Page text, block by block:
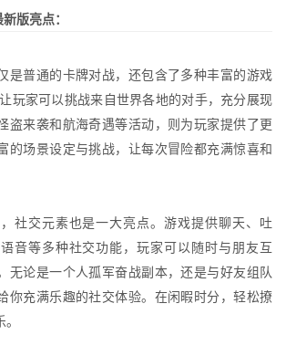
版亮点：
是普通的卡牌对战，还包含了多种丰富的游戏
玩家可以挑战来自世界各地的对手，充分展现
盗来袭和航海奇遇等活动，则为玩家提供了更
的场景设定与挑战，让每次冒险都充满惊喜和
社交元素也是一大亮点。游戏提供聊天、吐
音等多种社交功能，玩家可以随时与朋友互
无论是一个人孤军奋战副本，还是与好友组队
你充满乐趣的社交体验。在闲暇时分，轻松撩